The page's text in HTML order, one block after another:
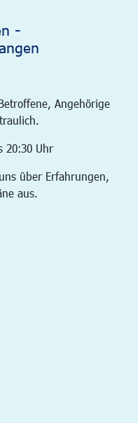
-
Angehörige
20:30 Uhr
über Erfahrungen,
aus.